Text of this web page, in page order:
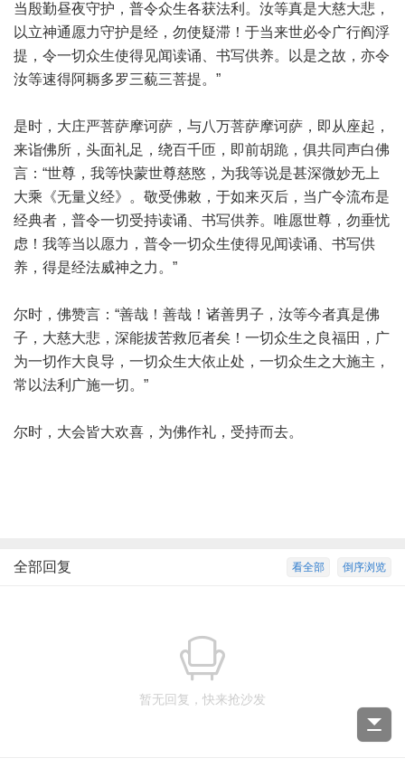
当殷勤昼夜守护，普令众生各获法利。汝等真是大慈大悲，
以立神通愿力守护是经，勿使疑滞！于当来世必令广行阎浮
提，令一切众生使得见闻读诵、书写供养。以是之故，亦令
汝等速得阿耨多罗三藐三菩提。”
是时，大庄严菩萨摩诃萨，与八万菩萨摩诃萨，即从座起，
来诣佛所，头面礼足，绕百千匝，即前胡跪，俱共同声白佛
言：“世尊，我等快蒙世尊慈愍，为我等说是甚深微妙无上
大乘《无量义经》。敬受佛敕，于如来灭后，当广令流布是
经典者，普令一切受持读诵、书写供养。唯愿世尊，勿垂忧
虑！我等当以愿力，普令一切众生使得见闻读诵、书写供
养，得是经法威神之力。”
尔时，佛赞言：“善哉！善哉！诸善男子，汝等今者真是佛
子，大慈大悲，深能拔苦救厄者矣！一切众生之良福田，广
为一切作大良导，一切众生大依止处，一切众生之大施主，
常以法利广施一切。”
尔时，大会皆大欢喜，为佛作礼，受持而去。
倒序浏览
看全部
全部回复
暂无回复，快来抢沙发